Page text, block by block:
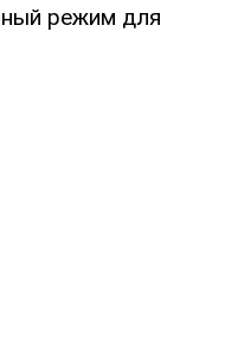
режим для